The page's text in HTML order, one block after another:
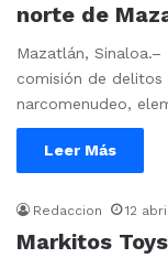
norte de
Mazatlán,
comisión de
narcomenudeo,
Leer Más
Redaccion 12
Markitos